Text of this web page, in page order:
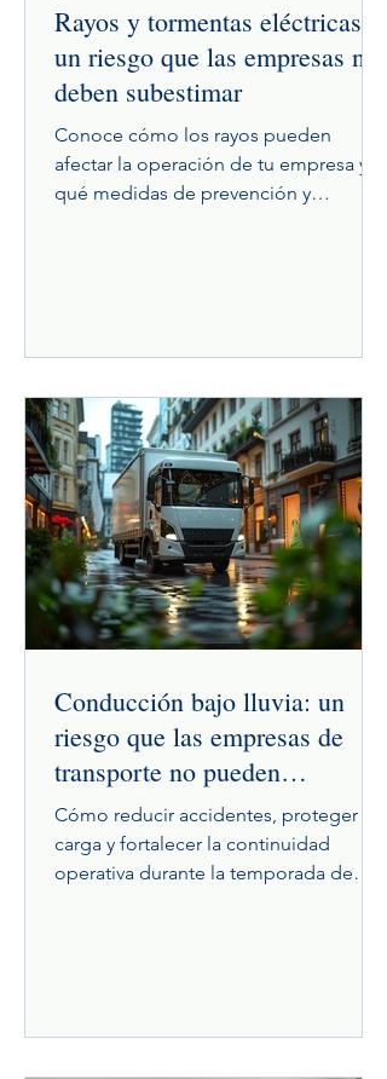
Rayos y tormentas eléctricas:
un riesgo que las empresas no
deben subestimar
Conoce cómo los rayos pueden
afectar la operación de tu empresa y
qué medidas de prevención y
Conducción bajo lluvia: un
riesgo que las empresas de
transporte no pueden
subestimar
Cómo reducir accidentes, proteger la
carga y fortalecer la continuidad
operativa durante la temporada de